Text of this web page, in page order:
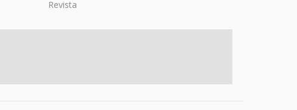
Revista